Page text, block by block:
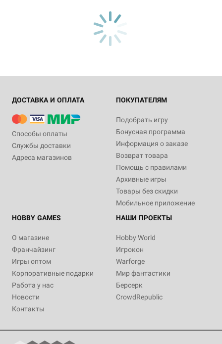
ДОСТАВКА И ОПЛАТА
Способы оплаты
Службы доставки
Адреса магазинов
ПОКУПАТЕЛЯМ
Подобрать игру
Бонусная программа
Информация о заказе
Возврат товара
Помощь с правилами
Архивные игры
Товары без скидки
Мобильное приложение
HOBBY GAMES
О магазине
Франчайзинг
Игры оптом
Корпоративные подарки
Работа у нас
Новости
Контакты
НАШИ ПРОЕКТЫ
Hobby World
Игрокон
Warforge
Мир фантастики
Берсерк
CrowdRepublic